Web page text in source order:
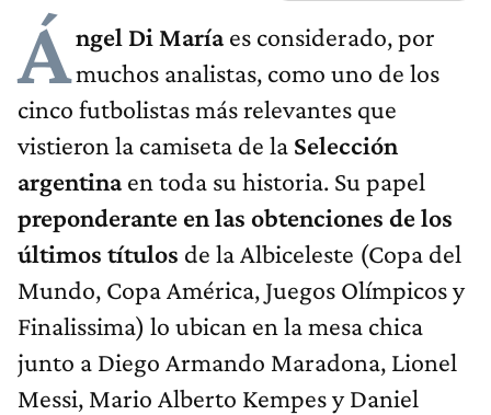
Ángel Di Maríaes considerado, por
muchos analistas, como uno de los
cinco futbolistas más relevantes que
vistieron la camiseta de la Selección
argentinaen toda su historia. Su papel
preponderante en las obtenciones de los
últimos títulos de la Albiceleste (Copa del
Mundo, Copa América, Juegos Olímpicos y
Finalissima) lo ubican en la mesa chica
junto a Diego Armando Maradona, Lionel
Messi, Mario Alberto Kempes y Daniel